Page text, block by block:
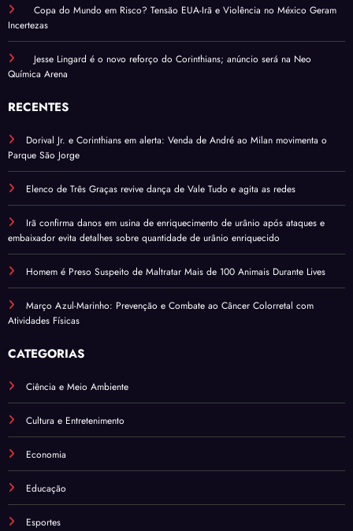
Copa do Mundo em Risco? Tensão EUA-Irã e Violência no México Geram
Incertezas
Jesse Lingard é o novo reforço do Corinthians; anúncio será na Neo
Química Arena
RECENTES
Dorival Jr. e Corinthians em alerta: Venda de André ao Milan movimenta o
Parque São Jorge
Elenco de Três Graças revive dança de Vale Tudo e agita as redes
Irã confirma danos em usina de enriquecimento de urânio após ataques e
embaixador evita detalhes sobre quantidade de urânio enriquecido
Homem é Preso Suspeito de Maltratar Mais de 100 Animais Durante Lives
Março Azul-Marinho: Prevenção e Combate ao Câncer Colorretal com
Atividades Físicas
CATEGORIAS
Ciência e Meio Ambiente
Cultura e Entretenimento
Economia
Educação
Esportes